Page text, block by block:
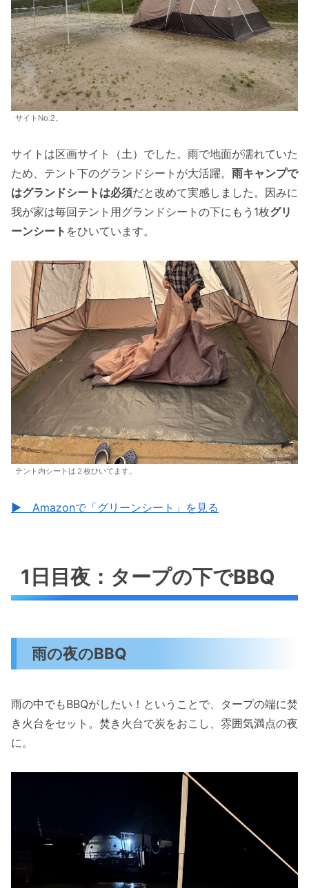
サイトNo.2。
サイトは区画サイト（土）でした。雨で地面が濡れていた
ため、テント下のグランドシートが大活躍。 雨キャンプで
はグランドシートは必須だと改めて実感しました。因みに
我が家は毎回テント用グランドシートの下にもう1枚グリ
ーンシート をひいています。
テント内シートは２枚ひいてます。
▶ Amazonで「グリーンシート」を見る
1日目夜：タープの下でBBQ
雨の夜のBBQ
雨の中でもBBQがしたい！ということで、タープの端に焚
き火台をセット。焚き火台で炭をおこし、雰囲気満点の夜
に。